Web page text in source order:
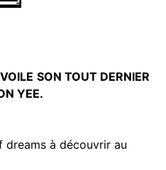
SON TOUT DERNIER
YEE.
dreams à découvrir au